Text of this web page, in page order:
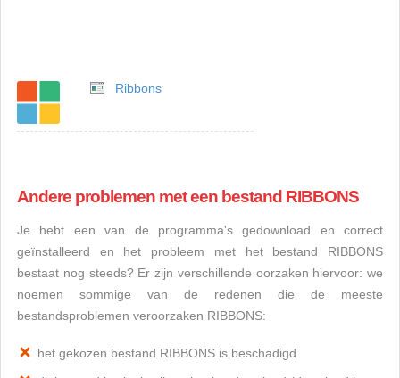
Ribbons
Andere problemen met een bestand RIBBONS
Je hebt een van de programma's gedownload en correct
geïnstalleerd en het probleem met het bestand RIBBONS
bestaat nog steeds? Er zijn verschillende oorzaken hiervoor: we
noemen sommige van de redenen die de meeste
bestandsproblemen veroorzaken RIBBONS:
het gekozen bestand RIBBONS is beschadigd